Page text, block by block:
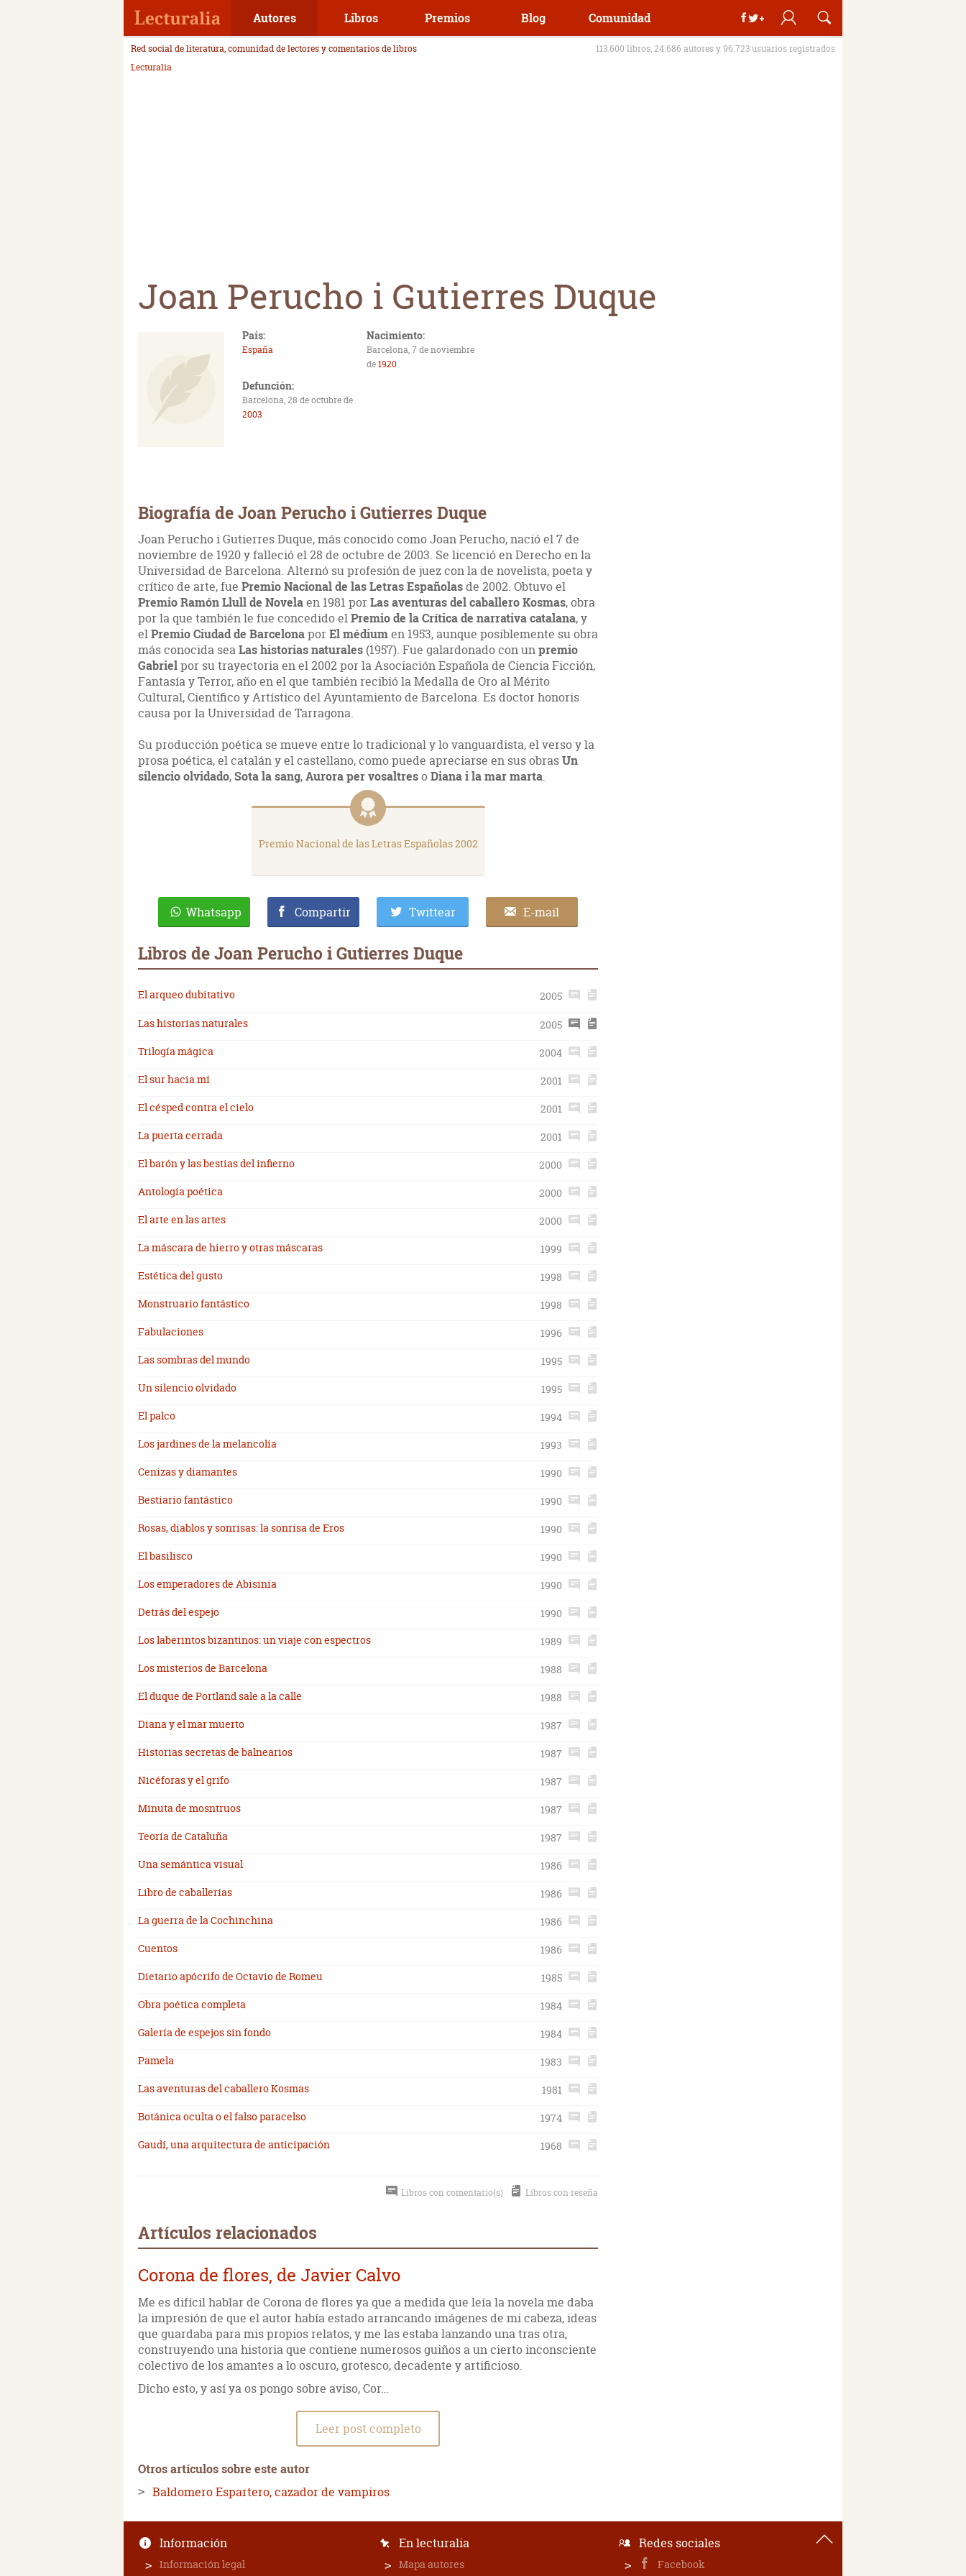
Autores Libros Premios Blog Comunidad
Red social de literatura, comunidad de lectores y comentarios de libros
113.600 libros, 24.686 autores y 96.723 usuarios registrados
Lecturalia
Joan Perucho i Gutierres Duque
País:
España
Nacimiento:
Barcelona, 7 de noviembre
de1920
Defunción:
Barcelona, 28 de octubre de
2003
Biografía de Joan Perucho i Gutierres Duque
Joan Perucho i Gutierres Duque, más conocido como Joan Perucho, nació el 7 de
noviembre de 1920 y falleció el 28 de octubre de 2003. Se licenció en Derecho en la
Universidad de Barcelona. Alternó su profesión de juez con la de novelista, poeta y
crítico de arte, fue Premio Nacional de las Letras Españolasde 2002. Obtuvo el
Premio Ramón Llull de Novelaen 1981 por Las aventuras del caballero Kosmas, obra
por la que también le fue concedido elPremio de la Crítica de narrativa catalana, y
elPremio Ciudad de Barcelonapor El médiumen 1953, aunque posiblemente su obra
más conocida seaLas historias naturales (1957). Fue galardonado con unpremio
Gabrielpor su trayectoria en el 2002 por la Asociación Española de Ciencia Ficción,
Fantasía y Terror, año en el que también recibió la Medalla de Oro al Mérito
Cultural, Científico y Artístico del Ayuntamiento de Barcelona. Es doctor honoris
causa por la Universidad de Tarragona.
Su producción poética se mueve entre lo tradicional y lo vanguardista, el verso y la
prosa poética, el catalán y el castellano, como puede apreciarse en sus obrasUn
silencio olvidado,Sota la sang,Aurora per vosaltresoDiana i la mar marta.
Premio Nacional de las Letras Españolas 2002
Whatsapp Compartir Twittear E-mail
Libros de Joan Perucho i Gutierres Duque
El arqueo dubitativo
2005
Las historias naturales
2005
Trilogía mágica
2004
El sur hacia mí
2001
El césped contra el cielo
2001
La puerta cerrada
2001
El barón y las bestias del infierno
2000
Antología poética
2000
El arte en las artes
2000
La máscara de hierro y otras máscaras
1999
Estética del gusto
1998
Monstruario fantástico
1998
Fabulaciones
1996
Las sombras del mundo
1995
Un silencio olvidado
1995
El palco
1994
Los jardines de la melancolía
1993
Cenizas y diamantes
1990
Bestiario fantástico
1990
Rosas, diablos y sonrisas: la sonrisa de Eros
1990
El basilisco
1990
Los emperadores de Abisinia
1990
Detrás del espejo
1990
Los laberintos bizantinos: un viaje con espectros
1989
Los misterios de Barcelona
1988
El duque de Portland sale a la calle
1988
Diana y el mar muerto
1987
Historias secretas de balnearios
1987
Nicéforas y el grifo
1987
Minuta de mosntruos
1987
Teoría de Cataluña
1987
Una semántica visual
1986
Libro de caballerías
1986
La guerra de la Cochinchina
1986
Cuentos
1986
Dietario apócrifo de Octavio de Romeu
1985
Obra poética completa
1984
Galería de espejos sin fondo
1984
Pamela
1983
Las aventuras del caballero Kosmas
1981
Botánica oculta o el falso paracelso
1974
Gaudí, una arquitectura de anticipación
1968
Libros con comentario(s) Libros con reseña
Artículos relacionados
Corona de flores, de Javier Calvo
Me es difícil hablar de Corona de flores ya que a medida que leía la novela me daba
la impresión de que el autor había estado arrancando imágenes de mi cabeza, ideas
que guardaba para mis propios relatos, y me las estaba lanzando una tras otra,
construyendo una historia que contiene numerosos guiños a un cierto inconsciente
colectivo de los amantes a lo oscuro, grotesco, decadente y artificioso.
Dicho esto, y así ya os pongo sobre aviso, Cor…
Leer post completo
Otros artículos sobre este autor
Baldomero Espartero, cazador de vampiros
Información
Información legal
En lecturalia
Mapa autores
Redes sociales
Facebook